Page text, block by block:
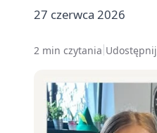
27 czerwca 2026
2 min czytania Udostępnij